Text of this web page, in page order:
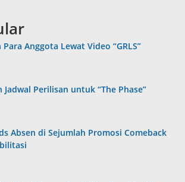
Anggota Lewat Video “GRLS”
Jadwal Perilisan untuk “The Phase”
Absen di Sejumlah Promosi Comeback